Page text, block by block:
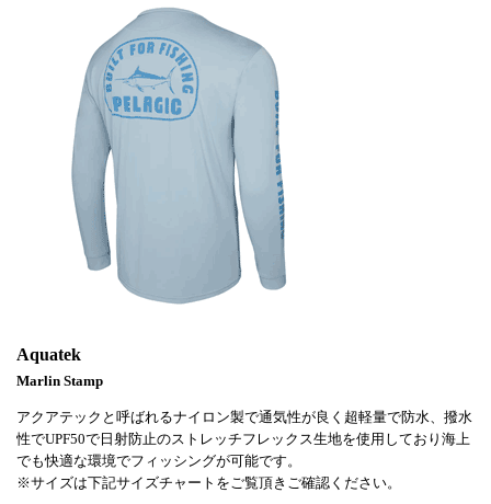
Aquatek
Marlin Stamp
アクアテックと呼ばれるナイロン製で通気性が良く超軽量で防水、撥水
性でUPF50で日射防止のストレッチフレックス生地を使用しており海上
でも快適な環境でフィッシングが可能です。
※サイズは下記サイズチャートをご覧頂きご確認ください。